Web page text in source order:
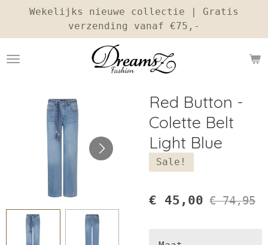
naar
de
Wekelijks nieuwe collectie | Gratis
verzending vanaf €75,-
Red Button -
Colette Belt
Light Blue
Sale!
€ 45,00 € 74,95